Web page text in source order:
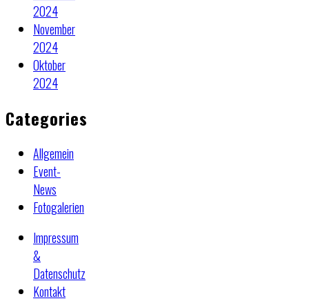
2024
November
2024
Oktober
2024
Categories
Allgemein
Event-
News
Fotogalerien
Impressum
&
Datenschutz
Kontakt